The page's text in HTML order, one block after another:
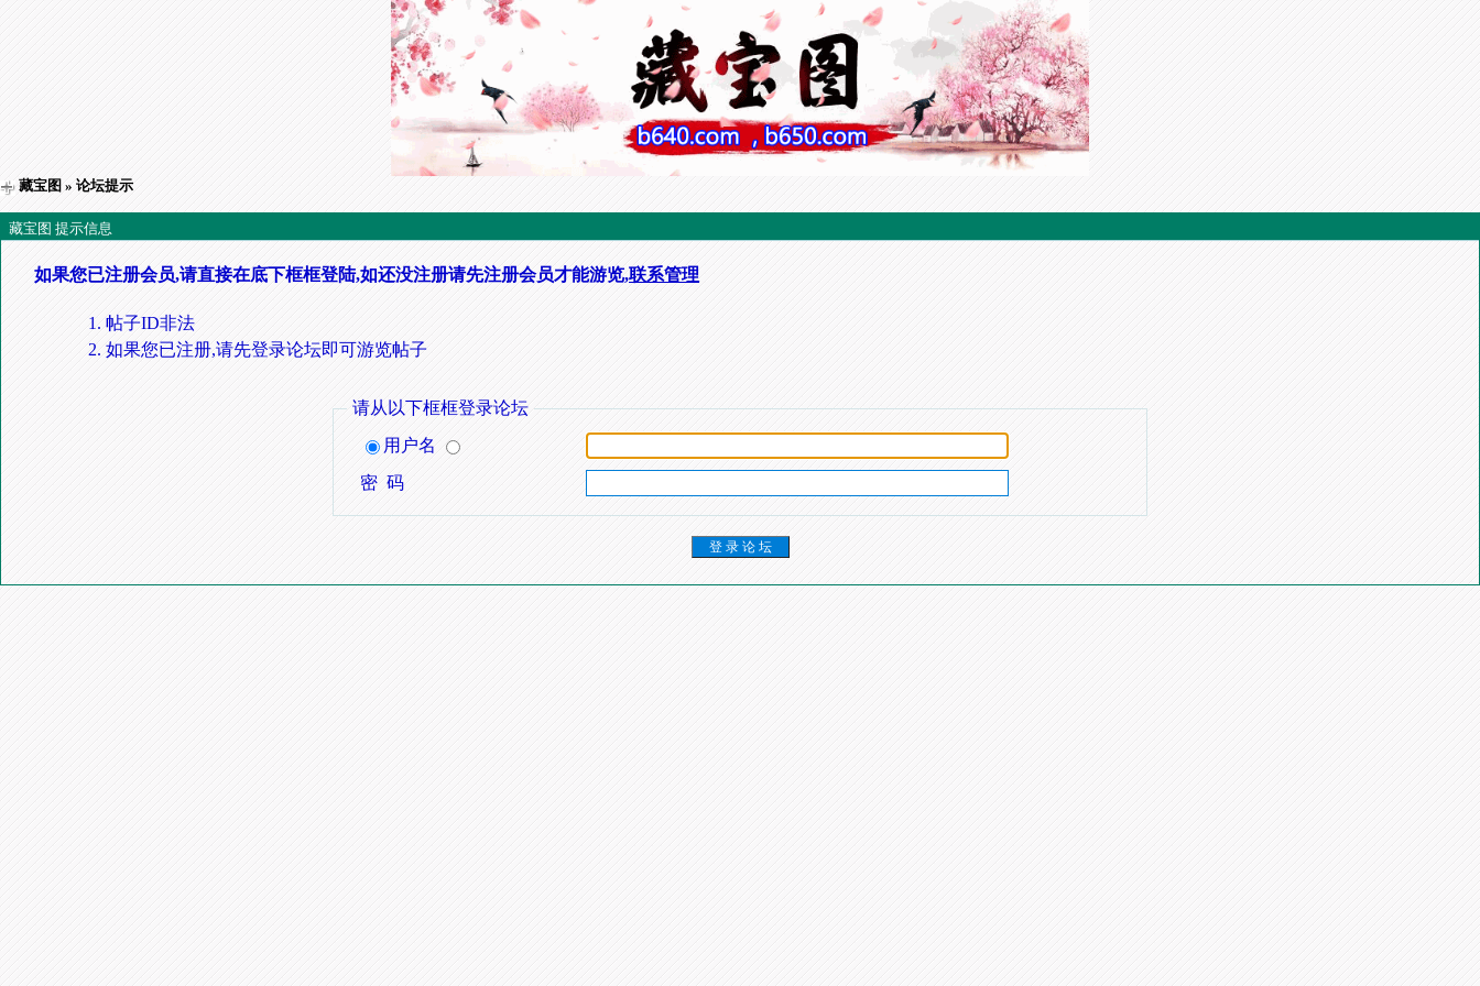
藏宝图 » 论坛提示
藏宝图 提示信息
如果您已注册会员,请直接在底下框框登陆,如还没注册请先注册会员才能游览,联系管理
帖子ID非法
如果您已注册,请先登录论坛即可游览帖子
请从以下框框登录论坛
用户名
密 码